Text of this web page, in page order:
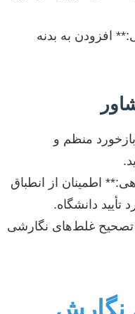
افزودن به بدنه
منظم و
اطمینان از انطباق
تأیید دانشگاه.
تصحیح غلط‌های نگارشی